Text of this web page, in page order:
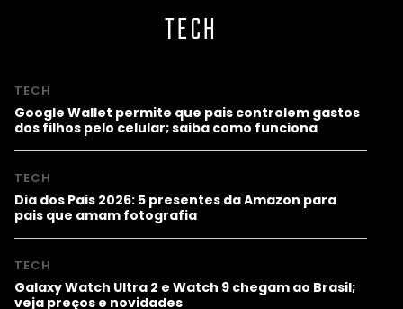
TECH
TECH
Google Wallet permite que pais controlem gastos
dos filhos pelo celular; saiba como funciona
TECH
Dia dos Pais 2026: 5 presentes da Amazon para
pais que amam fotografia
TECH
Galaxy Watch Ultra 2 e Watch 9 chegam ao Brasil;
veja preços e novidades